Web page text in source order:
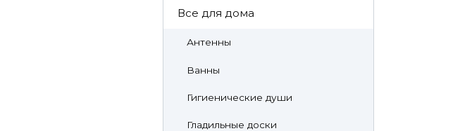
Все для дома
Антенны
Ванны
Гигиенические души
Гладильные доски